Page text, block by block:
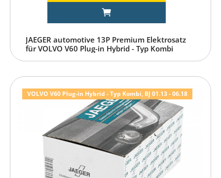
JAEGER automotive 13P Premium Elektrosatz
für VOLVO V60 Plug-in Hybrid - Typ Kombi
VOLVO V60 Plug-in Hybrid - Typ Kombi, BJ 01.13 - 06.18